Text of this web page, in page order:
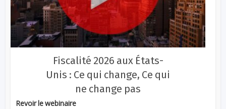
Fiscalité 2026 aux États-
Unis : Ce qui change, Ce qui
ne change pas
Revoir le webinaire